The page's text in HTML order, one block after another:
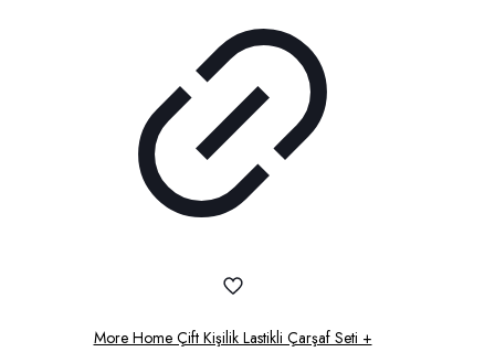
More Home Çift Kişilik Lastikli Çarşaf Seti +